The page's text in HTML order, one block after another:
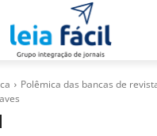
Polêmica das bancas de